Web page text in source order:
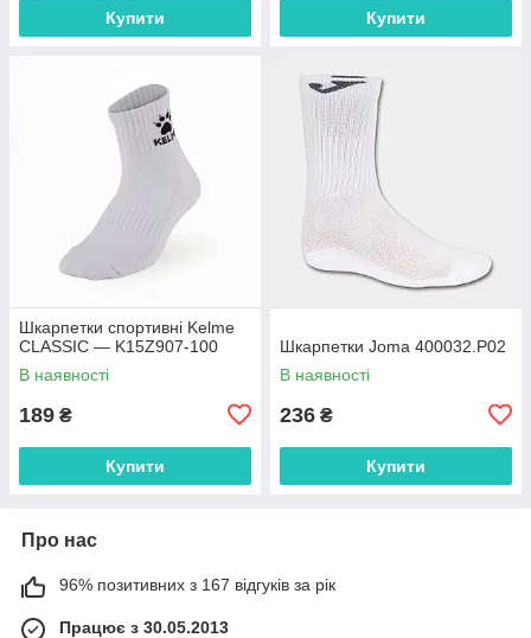
Купити Купити
Шкарпетки спортивні Kelme
CLASSIC — K15Z907-100
В наявності
189 ₴
Купити
Шкарпетки Joma 400032.P02
В наявності
236 ₴
Купити
Про нас
96% позитивних з 167 відгуків за рік
Працює з 30.05.2013